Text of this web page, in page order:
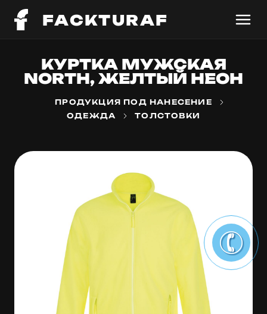
FACKTURAF
КУРТКА МУЖСКАЯ
NORTH, ЖЕЛТЫЙ НЕОН
ПРОДУКЦИЯ ПОД НАНЕСЕНИЕ
ОДЕЖДА
ТОЛСТОВКИ